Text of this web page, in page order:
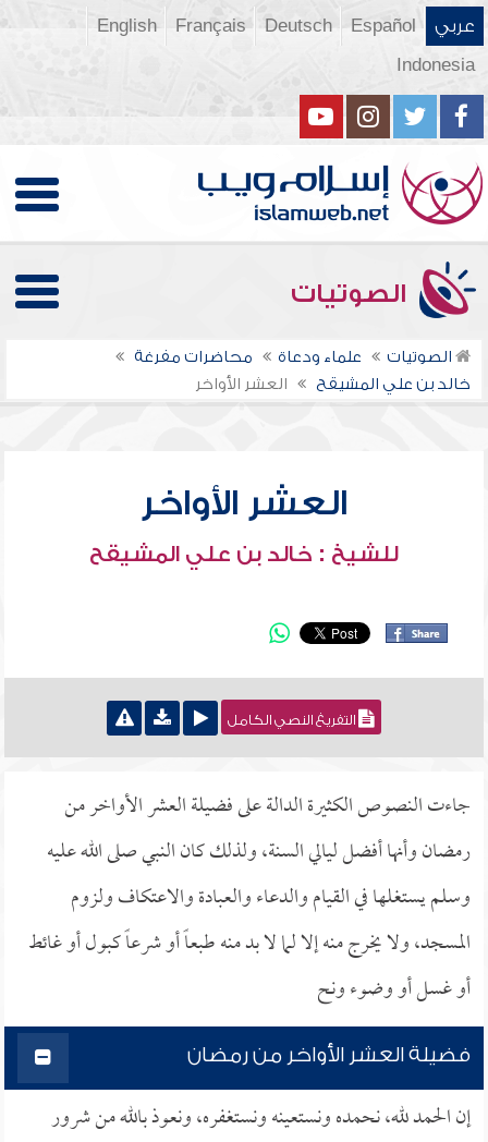
عربي Español
Deutsch
Français
English
Indonesia
الصوتيات
الصوتيات علماء ودعاة
محاضرات مفرغة
خالد بن علي المشيقح
العشر الأواخر
العشر الأواخر
للشيخ : خالد بن علي المشيقح
التفريغ النصي الكامل
جاءت النصوص الكثيرة الدالة على فضيلة العشر الأواخر من
رمضان وأنها أفضل ليالي السنة، ولذلك كان النبي صلى الله عليه
وسلم يستغلها في القيام والدعاء والعبادة والاعتكاف ولزوم
المسجد، ولا يخرج منه إلا لما لا بد منه طبعاً أو شرعاً كبول أو غائط
أو غسل أو وضوء ونح
فضيلة العشر الأواخر من رمضان
إن الحمد لله، نحمده ونستعينه ونستغفره، ونعوذ بالله من شرور